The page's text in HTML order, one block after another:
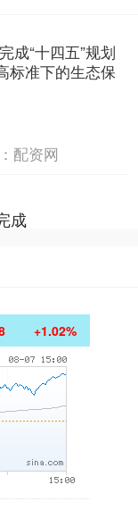
成“十四五”规划
标准下的生态保
配资网
成
+1.02%